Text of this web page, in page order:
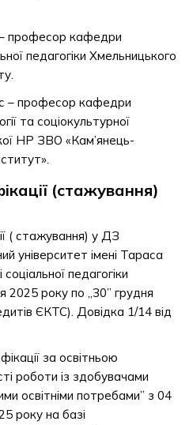
– професор кафедри
педагогіки Хмельницького
– професор кафедри
та соціокультурної
НР ЗВО «Кам’янець-
(стажування)
( стажування) у ДЗ
університет імені Тараса
педагогіки
року по „30” грудня
ЄКТС). Довідка 1/14 від
за освітньою
роботи із здобувачами
освітніми потребами” з 04
року на базі